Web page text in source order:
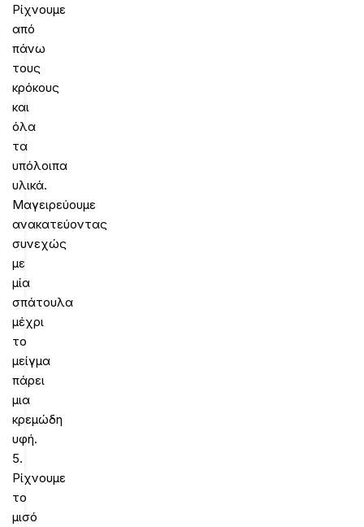
Ρίχνουμε
από
πάνω
τους
κρόκους
και
όλα
τα
υπόλοιπα
υλικά.
Μαγειρεύουμε
ανακατεύοντας
συνεχώς
με
μία
σπάτουλα
μέχρι
το
μείγμα
πάρει
μια
κρεμώδη
υφή.
5.
Ρίχνουμε
το
μισό